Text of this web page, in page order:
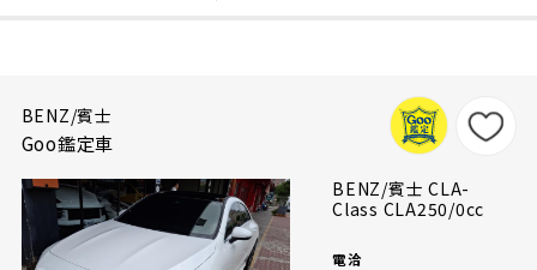
BENZ/賓士
Goo鑑定車
BENZ/賓士 CLA-
Class CLA250/0cc
電洽